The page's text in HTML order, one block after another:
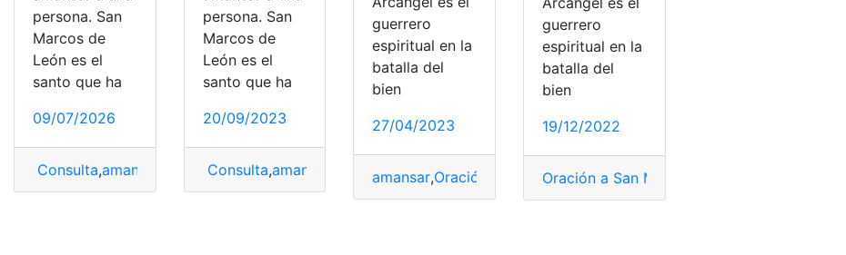
persona. San
Marcos de
León es el
santo que ha
09/07/2026
Consulta,amansar Novena,Oración para amansar carácter ,San Marcos
persona. San
Marcos de
León es el
santo que ha
20/09/2023
Consulta,amansar Novena,Oración para amansar carácter San Marcos
guerrero
espiritual en la
batalla del
bien
27/04/2023
amansar,Oración a San Miguel Arcángel,
guerrero
espiritual en la
batalla del
bien
19/12/2022
Oración a San Miguel Arcángel